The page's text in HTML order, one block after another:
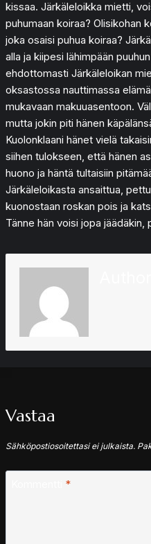
kissaa. Järkäleloikka mietti,
puhumaan koiraa? Olisikohan
joka osaisi puhua koiraa?
alla ja kiipesi lähimpään
ehdottomasti Järkäleloikan
oksastossa nauttimassa
mukavaan makuuasentoon.
mutta jokin piti hänen
Kuolonklaani hänet vielä
siihen tulokseen, että hänen
huono ja häntä tultaisiin
Järkäleloikasta ansaittua,
kuonostaan roskan pois ja
Tänne hän voisi jopa
Vastaa
Sähköpostiosoitettasi ei julkaista.
*